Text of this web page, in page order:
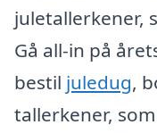
juletallerkener,
Gå all-in på
bestil juledug,
tallerkener,